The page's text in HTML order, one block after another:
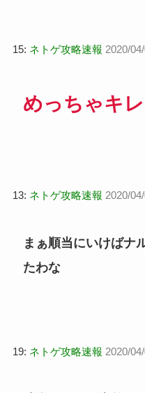
15: ネトゲ攻略速報 2020/
めっちゃキ
13: ネトゲ攻略速報 2020/
まぁ順当にいけばナ
たわな
19: ネトゲ攻略速報 2020/